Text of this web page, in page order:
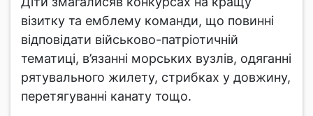
візитку та емблему команди, що повинні
відповідати військово-патріотичній
тематиці, в’язанні морських вузлів, одяганні
рятувального жилету, стрибках у довжину,
перетягуванні канату тощо.